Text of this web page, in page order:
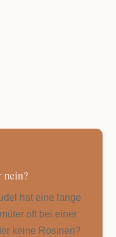
nein?
hat eine lange
oft bei einer
keine Rosinen?